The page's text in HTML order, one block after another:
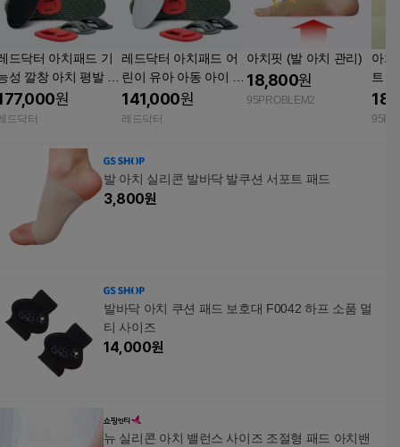
드닥터 아치패드 기
성 깔창 아치 평발 요
족저근막 자세 교정
솔라이트 자동 발 마
원
드닥터
레드닥터 아치패드 어
린이 유아 아동 아이 기
능성 깔창 6단계 조절 3
세트
141,000원
레드닥터
아치핏 (발 아치 관리)
18,800원
95PROBLEM2
아치
트
발 아치 실리콘 발바닥 발쿠션 서포트 패드
3,800원
발바닥 아치 쿠션 패드 보호대 F0042 하프 소품 멀
티 사이즈
14,000원
뉴 실리콘 아치 밸런스 사이즈 조절형 패드 아치밴